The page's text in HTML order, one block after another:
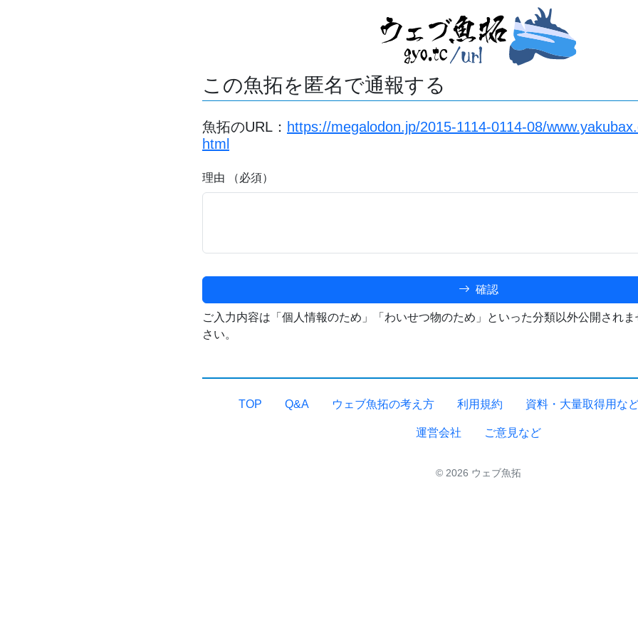
この魚拓を匿名で通報する
魚拓のURL： https://megalodon.jp/2015-1114-0114-08/
html
理由 （必須）
確認
ご入力内容は「個人情報のため」「わいせつ物のため」といった分類以外公開され
さい。
TOP Q&A ウェブ魚拓の考え方 利用規約 資料・大量取得用な
運営会社 ご意見など
© 2026 ウェブ魚拓